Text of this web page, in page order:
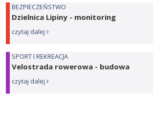
BEZPIECZEŃSTWO
Dzielnica Lipiny - monitoring
czytaj dalej
SPORT I REKREACJA
Velostrada rowerowa - budowa
czytaj dalej